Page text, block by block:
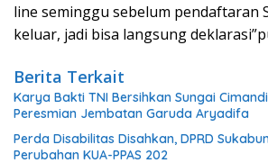
line seminggu sebelum pendaftaran
keluar, jadi bisa langsung
Berita Terkait
Karya Bakti TNI Bersihkan Sungai
Peresmian Jembatan Garuda Aryadifa
Perda Disabilitas Disahkan, DPRD
Perubahan KUA-PPAS 202